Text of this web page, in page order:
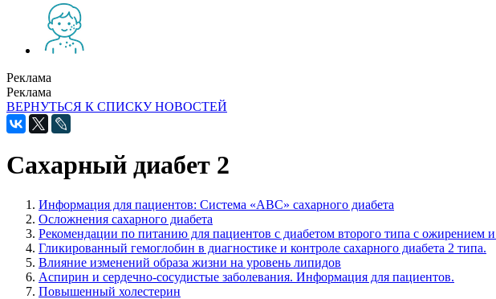
Реклама
Реклама
ВЕРНУТЬСЯ К СПИСКУ НОВОСТЕЙ
Сахарный диабет 2
Информация для пациентов: Система «АВС» сахарного диабета
Осложнения сахарного диабета
Рекомендации по питанию для пациентов с диабетом второго типа с ожирением
Гликированный гемоглобин в диагностике и контроле сахарного диабета 2 типа.
Влияние изменений образа жизни на уровень липидов
Аспирин и сердечно-сосудистые заболевания. Информация для пациентов.
Повышенный холестерин